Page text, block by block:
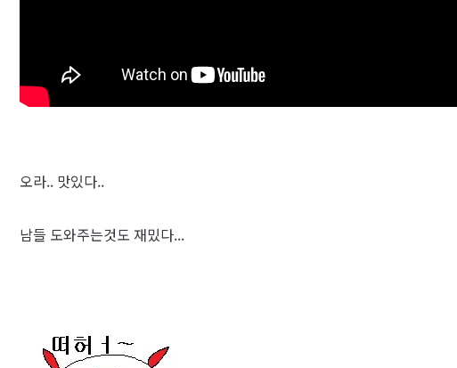
오라.. 맛있다..
남들 도와주는것도 재밌다...